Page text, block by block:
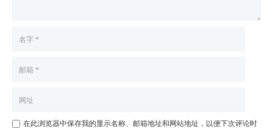
在此浏览器中保存我的显示名称、邮箱地址和网站地址，以便下次评论时